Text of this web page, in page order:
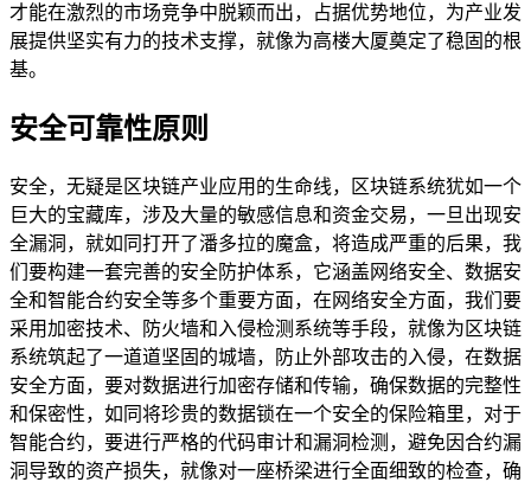
才能在激烈的市场竞争中脱颖而出，占据优势地位，为产业发
展提供坚实有力的技术支撑，就像为高楼大厦奠定了稳固的根
基。
安全可靠性原则
安全，无疑是区块链产业应用的生命线，区块链系统犹如一个
巨大的宝藏库，涉及大量的敏感信息和资金交易，一旦出现安
全漏洞，就如同打开了潘多拉的魔盒，将造成严重的后果，我
们要构建一套完善的安全防护体系，它涵盖网络安全、数据安
全和智能合约安全等多个重要方面，在网络安全方面，我们要
采用加密技术、防火墙和入侵检测系统等手段，就像为区块链
系统筑起了一道道坚固的城墙，防止外部攻击的入侵，在数据
安全方面，要对数据进行加密存储和传输，确保数据的完整性
和保密性，如同将珍贵的数据锁在一个安全的保险箱里，对于
智能合约，要进行严格的代码审计和漏洞检测，避免因合约漏
洞导致的资产损失，就像对一座桥梁进行全面细致的检查，确